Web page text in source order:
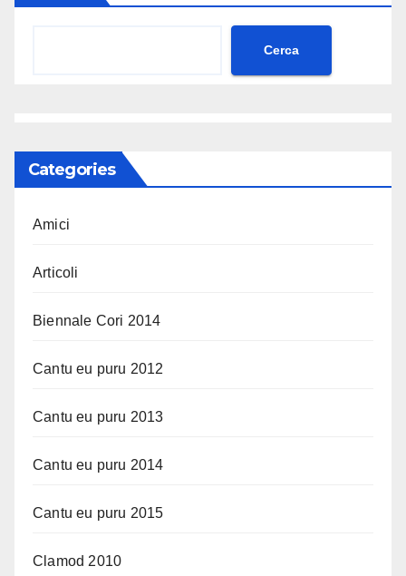
Cerca
Categories
Amici
Articoli
Biennale Cori 2014
Cantu eu puru 2012
Cantu eu puru 2013
Cantu eu puru 2014
Cantu eu puru 2015
Clamod 2010